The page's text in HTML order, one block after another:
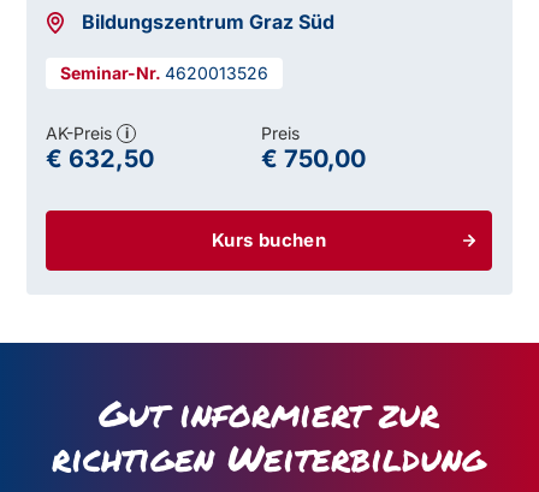
Bildungszentrum Graz Süd
4620013526
Kurs buchen
AK-Preis i
€ 632,50
Preis
€ 750,00
Gut informiert zur
richtigen Weiterbildung